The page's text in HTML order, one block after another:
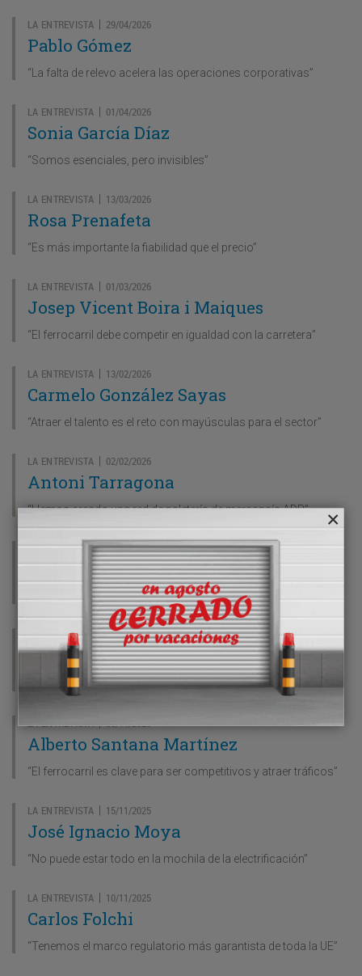
LA ENTREVISTA| 29/04/2026
Pablo Gómez
“La falta de relevo acelera las operaciones corporativas”
LA ENTREVISTA| 01/04/2026
Sonia García Díaz
“Somos esenciales, pero invisibles”
LA ENTREVISTA| 13/03/2026
Rosa Prenafeta
“Es más importante la fiabilidad que el precio”
LA ENTREVISTA| 01/03/2026
Josep Vicent Boira i Maiques
“El ferrocarril debe competir en igualdad con la carretera”
LA ENTREVISTA| 13/02/2026
Carmelo González Sayas
“Atraer el talento es el reto con mayúsculas para el sector”
LA ENTREVISTA| 02/02/2026
Antoni Tarragona
“Hemos creado una red de paletería de mercancía ADR”
LA ENTREVISTA|14/01/2026
Miguel Borrás
“Aumentaremos los tráficos con Latinoamérica”
LA ENTREVISTA|15/12/2025
Eduardo Lasa
“La transición verde requiere neutralidad de soluciones”
LA ENTREVISTA|30/11/2025
Alberto Santana Martínez
“El ferrocarril es clave para ser competitivos y atraer tráficos”
LA ENTREVISTA| 15/11/2025
José Ignacio Moya
“No puede estar todo en la mochila de la electrificación”
LA ENTREVISTA| 10/11/2025
Carlos Folchi
“Tenemos el marco regulatorio más garantista de toda la UE”